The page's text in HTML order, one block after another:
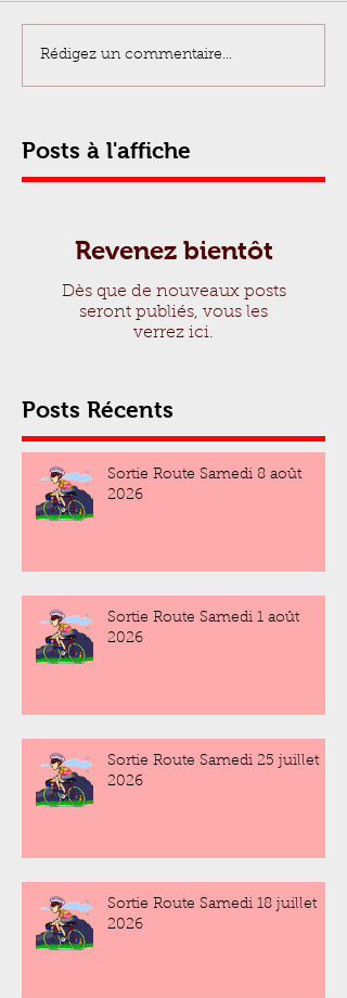
Rédigez un commentaire...
Posts à l'affiche
Revenez bientôt
Dès que de nouveaux posts
seront publiés, vous les
verrez ici.
Posts Récents
Sortie Route Samedi 8 août
2026
Sortie Route Samedi 1 août
2026
Sortie Route Samedi 25 juillet
2026
Sortie Route Samedi 18 juillet
2026